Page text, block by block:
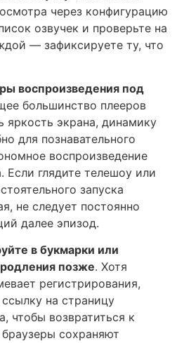
через конфигурацию
озвучек и проверьте на
— зафиксируете ту, что
воспроизведения под
большинство плееров
яркость экрана, динамику
для познавательного
воспроизведение
Если глядите телешоу или
запуска
не следует постоянно
далее эпизод.
в букмарки или
позже. Хотя
регистрирования,
на страницу
чтобы возвратиться к
сохраняют